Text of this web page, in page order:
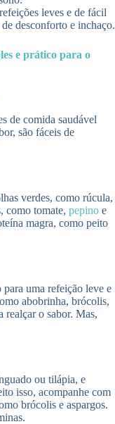
leves e de fácil
desconforto e inchaço.
e prático para o
de comida saudável
são fáceis de
verdes, como rúcula,
como tomate, pepino e
magra, como peito
uma refeição leve e
abobrinha, brócolis,
realçar o sabor. Mas,
ou tilápia, e
isso, acompanhe com
brócolis e aspargos.